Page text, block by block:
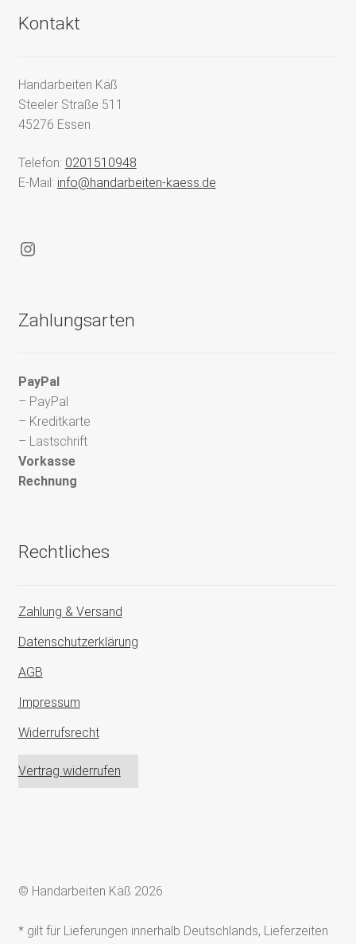
Kontakt
Handarbeiten Käß
Steeler Straße 511
45276 Essen
Telefon: 0201510948
E-Mail: info@handarbeiten-kaess.de
Instagram
Zahlungsarten
PayPal
– PayPal
– Kreditkarte
– Lastschrift
Vorkasse
Rechnung
Rechtliches
Zahlung & Versand
Datenschutzerklärung
AGB
Impressum
Widerrufsrecht
Vertrag widerrufen
© Handarbeiten Käß 2026
* gilt für Lieferungen innerhalb Deutschlands, Lieferzeiten